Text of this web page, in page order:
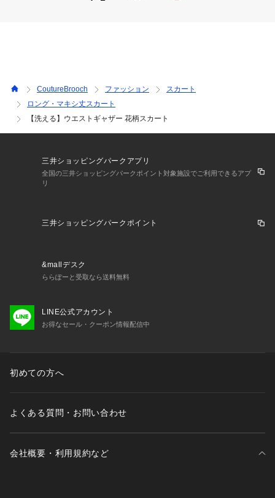
※照明の関係により、実際よりも色味が違って見える場合があ
ります。また、パソコン・スマートフォンなどの環境により、
若干製品と画像のカラーが異なる場合もございます。
【スタッフコメント】
shino（164㎝）
大ぶりの花柄ですが、シックで落ち着いたトーンに仕上げてい
控えめな光沢感があり、歩くたびに生地が軽やかに揺れる様が
与えつつも、背面はゴム仕様となっており、快適な履き心地を
実現している点もおすすめのポイントです。
【26SS NEW COLLECTION】
CoutureBrooch ファッション
スカート
ロング・マキシ丈スカート
【洗える】ウエストギャザー 花柄スカート
三井ショッピングパークアプリ
全国の三井ショッピングパークポイント対象施設でご利用できるアプ
リ
三井ショッピングパークポイント
&mallデスク
ららぽーと受取なら送料無料
LINE公式アカウント
お得なセール・クーポン情報配信中
初めての方へ
よくある質問・お問い合わせ
会社概要・利用規約など